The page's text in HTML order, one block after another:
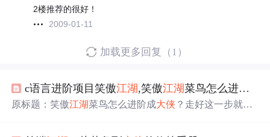
2楼推荐的很好！
2009-01-11
加载更多回复（1）
c语言进阶项目笑傲江湖,笑傲江湖菜鸟怎么进阶成
原标题：笑傲江湖菜鸟怎么进阶成大侠 ？走好这一步就够